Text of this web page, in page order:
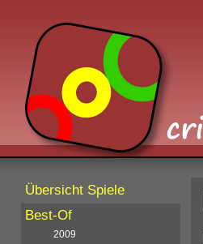
Übersicht Spiele
Best-Of
2009